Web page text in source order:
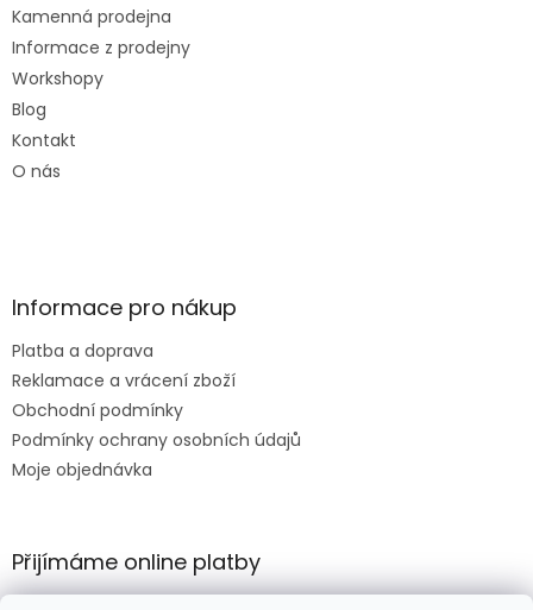
Kamenná prodejna
Informace z prodejny
Workshopy
Blog
Kontakt
O nás
Informace pro nákup
Platba a doprava
Reklamace a vrácení zboží
Obchodní podmínky
Podmínky ochrany osobních údajů
Moje objednávka
Přijímáme online platby